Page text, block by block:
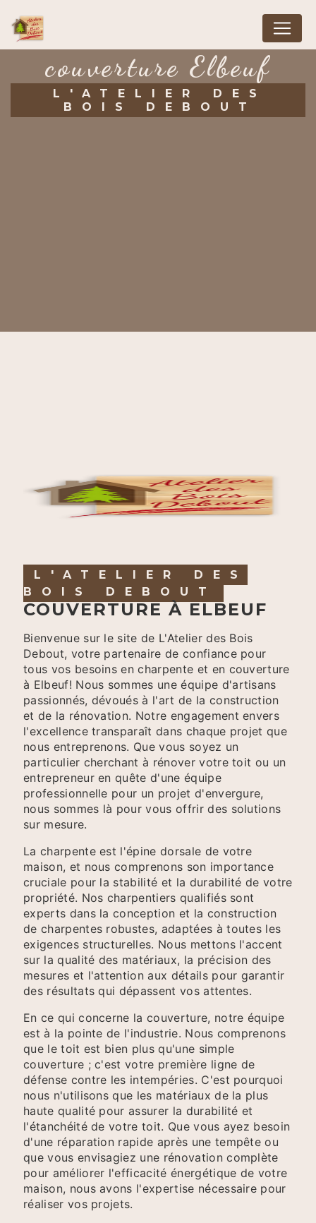
couverture Elbeuf
L'ATELIER DES
BOIS DEBOUT
L'ATELIER DES
BOIS DEBOUT
COUVERTURE À ELBEUF
Bienvenue sur le site de L'Atelier des Bois
Debout, votre partenaire de confiance pour
tous vos besoins en charpente et en couverture
à Elbeuf! Nous sommes une équipe d'artisans
passionnés, dévoués à l'art de la construction
et de la rénovation. Notre engagement envers
l'excellence transparaît dans chaque projet que
nous entreprenons. Que vous soyez un
particulier cherchant à rénover votre toit ou un
entrepreneur en quête d'une équipe
professionnelle pour un projet d'envergure,
nous sommes là pour vous offrir des solutions
sur mesure.
La charpente est l'épine dorsale de votre
maison, et nous comprenons son importance
cruciale pour la stabilité et la durabilité de votre
propriété. Nos charpentiers qualifiés sont
experts dans la conception et la construction
de charpentes robustes, adaptées à toutes les
exigences structurelles. Nous mettons l'accent
sur la qualité des matériaux, la précision des
mesures et l'attention aux détails pour garantir
des résultats qui dépassent vos attentes.
En ce qui concerne la couverture, notre équipe
est à la pointe de l'industrie. Nous comprenons
que le toit est bien plus qu'une simple
couverture ; c'est votre première ligne de
défense contre les intempéries. C'est pourquoi
nous n'utilisons que les matériaux de la plus
haute qualité pour assurer la durabilité et
l'étanchéité de votre toit. Que vous ayez besoin
d'une réparation rapide après une tempête ou
que vous envisagiez une rénovation complète
pour améliorer l'efficacité énergétique de votre
maison, nous avons l'expertise nécessaire pour
réaliser vos projets.